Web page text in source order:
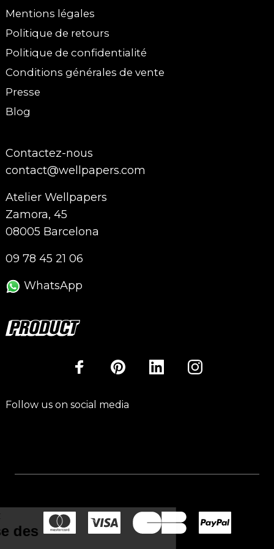
Continuer sans accepter
Ce site utilise des
Mentions légales
Politique de retours
Politique de confidentialité
Conditions générales de vente
Presse
Blog
Contactez-nous
contact@wellpapers.com
Atelier Wellpapers
Zamora, 45
08005 Barcelona
09 78 45 21 06
WhatsApp
Follow us on social media